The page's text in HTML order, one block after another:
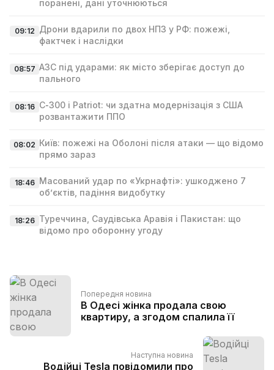
поранені, дані уточнюються
09:12 Дрони вдарили по двох НПЗ у РФ: пожежі,
фактчек і наслідки
08:57 АЗС під ударами: як місто зберігає доступ до
пального
08:16 С‑300 і Patriot: чи здатна модернізація з США
розвантажити ППО
08:02 Київ: пожежі на Оболоні після атаки — що відомо
прямо зараз
18:46 Масований удар по «Укрнафті»: ушкоджено 7
об’єктів, падіння видобутку
18:26 Туреччина, Саудівська Аравія і Пакистан: що
відомо про оборонну угоду
Попередня новина
В Одесі жінка продала свою
квартиру, а згодом спалила її
Наступна новина
Водійці Tesla повідомили про